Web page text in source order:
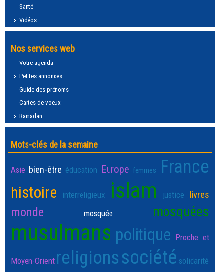
Santé
Vidéos
Nos services web
Votre agenda
Petites annonces
Guide des prénoms
Cartes de voeux
Ramadan
Mots-clés de la semaine
Asie bien-être éducation Europe femmes France
histoire interreligieux islam justice livres
monde mosquée mosquées
musulmans politique Proche et
Moyen-Orient religionssociété solidarité